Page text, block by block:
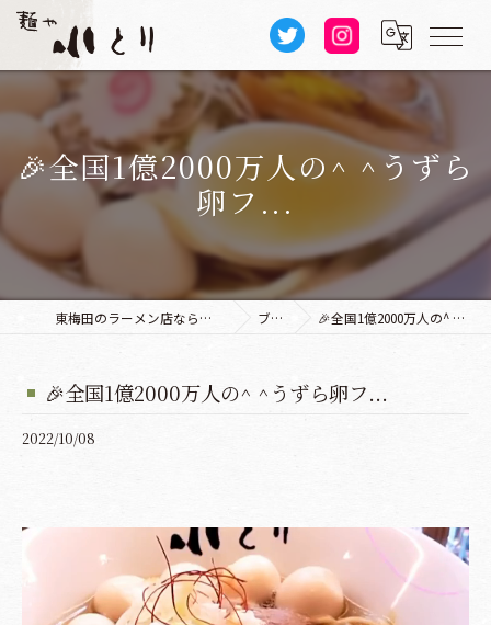
🎉全国1億2000万人の^ ^うずら
卵フ...
東梅田のラーメン店なら麺や 小とり 本店 ブログ 🎉全国1億2000万人の^ ^うずら卵フ...
🎉全国1億2000万人の^ ^うずら卵フ...
2022/10/08